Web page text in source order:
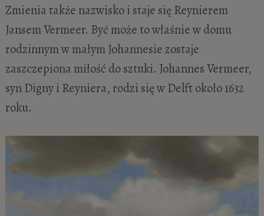
Zmienia także nazwisko i staje się Reynierem
Jansem Vermeer. Być może to właśnie w domu
rodzinnym w małym Johannesie zostaje
zaszczepiona miłość do sztuki. Johannes Vermeer,
syn Digny i Reyniera, rodzi się w Delft około 1632
roku.